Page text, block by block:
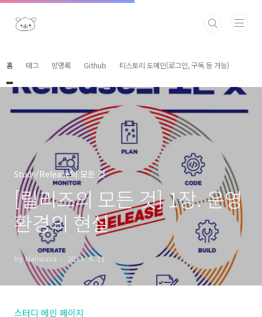
본문 바로가기
홈 태그 방명록 Github 티스토리 도메인(로그인, 구독 등 가능)
Study/Release의 모든 것
[릴리즈의 모든 것] 1장. 운영
환경의 현실
by Nahwasa 2024. 4. 11.
스터디 메인 페이지